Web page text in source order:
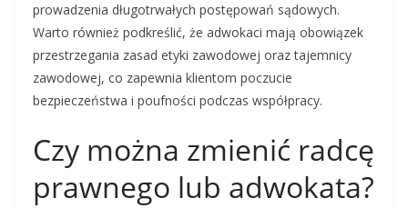
prowadzenia długotrwałych postępowań sądowych.
Warto również podkreślić, że adwokaci mają obowiązek
przestrzegania zasad etyki zawodowej oraz tajemnicy
zawodowej, co zapewnia klientom poczucie
bezpieczeństwa i poufności podczas współpracy.
Czy można zmienić radcę
prawnego lub adwokata?